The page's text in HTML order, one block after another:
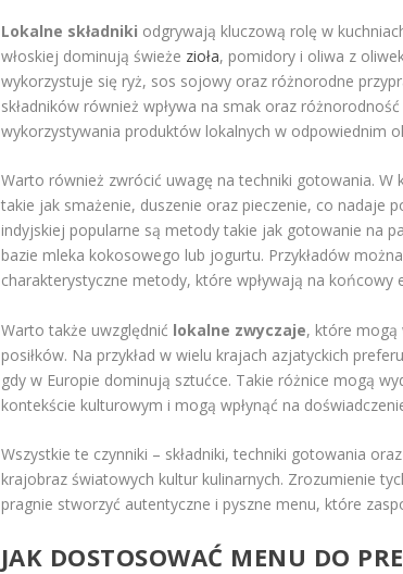
Lokalne składniki odgrywają kluczową rolę w
włoskiej dominują świeże zioła, pomidory i oliwa z
wykorzystuje się ryż, sos sojowy oraz różnorodne
składników również wpływa na smak oraz
wykorzystywania produktów lokalnych w odpowiednim
Warto również zwrócić uwagę na techniki gotowania. W
takie jak smażenie, duszenie oraz pieczenie, co nadaje
indyjskiej popularne są metody takie jak gotowanie na
bazie mleka kokosowego lub jogurtu. Przykładów
charakterystyczne metody, które wpływają na końcowy
Warto także uwzględnić lokalne zwyczaje, które mogą
posiłków. Na przykład w wielu krajach azjatyckich
gdy w Europie dominują sztućce. Takie różnice mogą
kontekście kulturowym i mogą wpłynąć na
Wszystkie te czynniki – składniki, techniki gotowania
krajobraz światowych kultur kulinarnych. Zrozumienie
pragnie stworzyć autentyczne i pyszne menu, które
JAK DOSTOSOWAĆ MENU DO